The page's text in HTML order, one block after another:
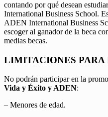
contando por qué desean
International Business School.
ADEN International Business
escoger al ganador de la beca
medias becas.
LIMITACIONES PARA
No podrán participar en la
Vida y Éxito y ADEN:
– Menores de edad.